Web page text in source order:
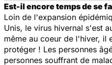
Est-il encore temps de se
Loin de l'expansion
Unis, le virus hivernal s'est
même au coeur de l'hiver, il
protéger ! Les personnes
personnes souffrant de